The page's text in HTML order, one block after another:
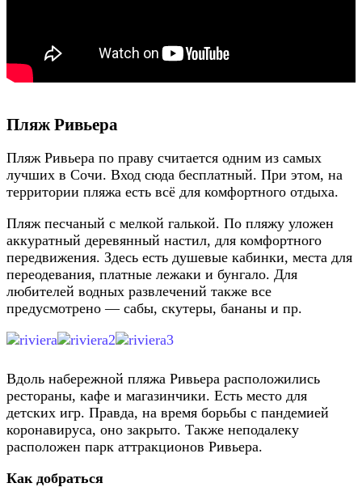
Пляж Ривьера
Пляж Ривьера по праву считается одним из самых
лучших в Сочи. Вход сюда бесплатный. При этом, на
территории пляжа есть всё для комфортного отдыха.
Пляж песчаный с мелкой галькой. По пляжу уложен
аккуратный деревянный настил, для комфортного
передвижения. Здесь есть душевые кабинки, места для
переодевания, платные лежаки и бунгало. Для
любителей водных развлечений также все
предусмотрено — сабы, скутеры, бананы и пр.
Вдоль набережной пляжа Ривьера расположились
рестораны, кафе и магазинчики. Есть место для
детских игр. Правда, на время борьбы с пандемией
коронавируса, оно закрыто. Также неподалеку
расположен парк аттракционов Ривьера.
Как добраться